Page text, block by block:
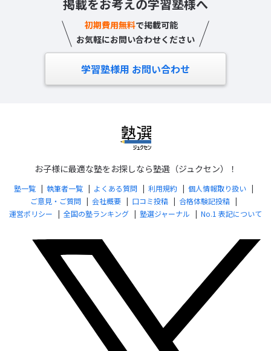
掲載をお考えの学習塾様へ
初期費用無料で掲載可能
お気軽にお問い合わせください
学習塾様用 お問い合わせ
お子様に最適な塾をお探しなら塾選（ジュクセン）！
塾一覧 執筆者一覧 よくある質問 利用規約
個人情報取り扱い
ご意見・ご質問
会社概要 口コミ投稿
合格体験記投稿
運営ポリシー
全国の塾ランキング 塾選ジャーナル No.1 表記について